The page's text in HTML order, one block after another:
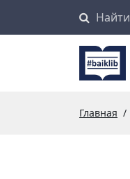
Поиск
Найти
Главная